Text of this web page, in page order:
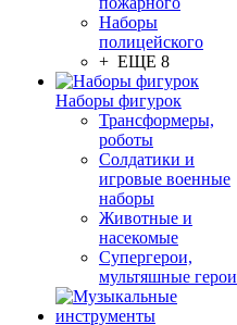
Наборы
полицейского
+ ЕЩЕ 8
Наборы фигурок
Трансформеры,
роботы
Солдатики и
игровые военные
наборы
Животные и
насекомые
Супергерои,
мультяшные герои